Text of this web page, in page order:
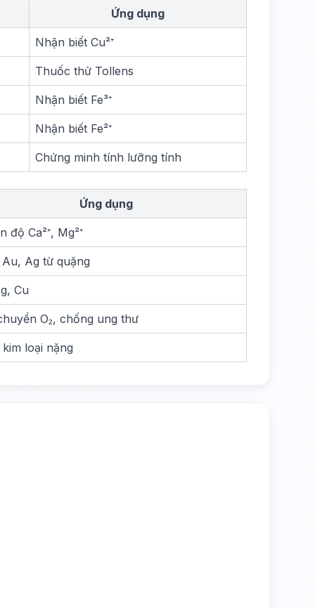
Ứng dụng
Nhận biết Cu²⁺
Thuốc thử Tollens
Nhận biết Fe³⁺
Nhận biết Fe²⁺
Chứng minh tính lưỡng tính
Ứng dụng
độ Ca²⁺, Mg²⁺
Ag từ quặng
Cu
O₂, chống ung thư
loại nặng